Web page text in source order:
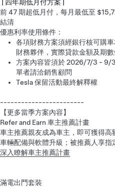
| 四年期低月付方案 |
前 47 期超低月付，每月最低至
結清
優惠利率使用條件：
各項財務方案須經銀行核可購
財務夥伴，實際貸款金額及期
方案內容皆須於 2026/7/3 - 9/
單者請洽銷售顧問
Tesla 保留活動最終解釋權
------------------------
【更多當季方案內容】
Refer and Earn 車主推薦計畫
車主推薦親友成為車主，即可獲得高
車輛配備與軟體升級；被推薦人享指
深入瞭解車主推薦計畫
滿電出門套裝